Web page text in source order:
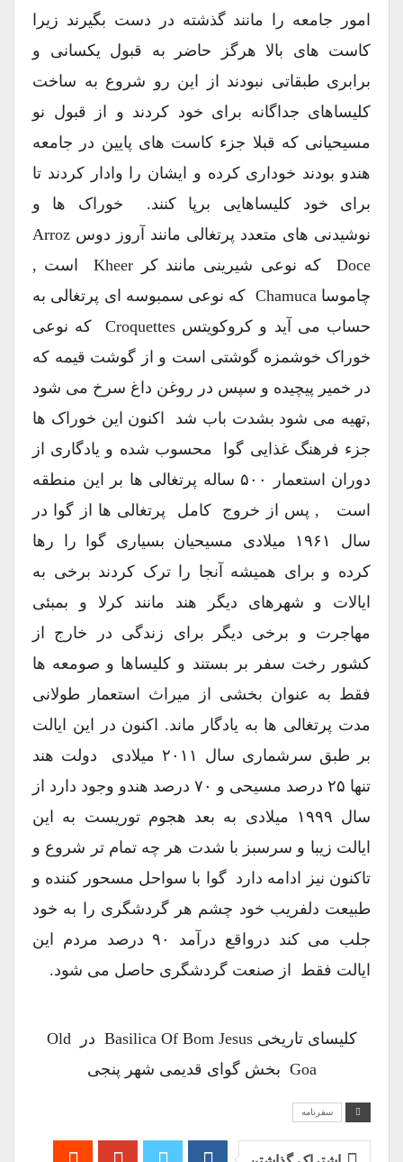
امور جامعه را مانند گذشته در دست بگیرند زیرا
کاست های بالا هرگز حاضر به قبول یکسانی و
برابری طبقاتی نبودند از این رو شروع به ساخت
کلیساهای جداگانه برای خود کردند و از قبول نو
مسیحیانی که قبلا جزء کاست های پایین در جامعه
هندو بودند خوداری کرده و ایشان را وادار کردند تا
برای خود کلیساهایی برپا کنند. خوراک ها و
نوشیدنی های متعدد پرتغالی مانند آروز دوس Arroz
Doce که نوعی شیرینی مانند کر Kheer است ,
چاموسا Chamuca که نوعی سمبوسه ای پرتغالی به
حساب می آید و کروکویتس Croquettes که نوعی
خوراک خوشمزه گوشتی است و از گوشت قیمه که
در خمیر پیچیده و سپس در روغن داغ سرخ می شود
,تهیه می شود بشدت باب شد اکنون این خوراک ها
جزء فرهنگ غذایی گوا محسوب شده و یادگاری از
دوران استعمار ۵۰۰ ساله پرتغالی ها بر این منطقه
است , پس از خروج کامل پرتغالی ها از گوا در
سال ۱۹۶۱ میلادی مسیحیان بسیاری گوا را رها
کرده و برای همیشه آنجا را ترک کردند برخی به
ایالات و شهرهای دیگر هند مانند کرلا و بمبئی
مهاجرت و برخی دیگر برای زندگی در خارج از
کشور رخت سفر بر بستند و کلیساها و صومعه ها
فقط به عنوان بخشی از میراث استعمار طولانی
مدت پرتغالی ها به یادگار ماند. اکنون در این ایالت
بر طبق سرشماری سال ۲۰۱۱ میلادی دولت هند
تنها ۲۵ درصد مسیحی و ۷۰ درصد هندو وجود دارد از
سال ۱۹۹۹ میلادی به بعد هجوم توریست به این
ایالت زیبا و سرسبز با شدت هر چه تمام تر شروع و
تاکنون نیز ادامه دارد گوا با سواحل مسحور کننده و
طبیعت دلفریب خود چشم هر گردشگری را به خود
جلب می کند درواقع درآمد ۹۰ درصد مردم این
ایالت فقط از صنعت گردشگری حاصل می شود.
کلیسای تاریخی Basilica Of Bom Jesus در Old
Goa بخش گوای قدیمی شهر پنجی
سفرنامه